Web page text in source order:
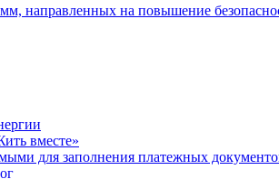
направленных на повышение
вместе»
для заполнения платежных